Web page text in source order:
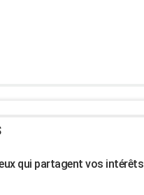
qui partagent vos intérêts